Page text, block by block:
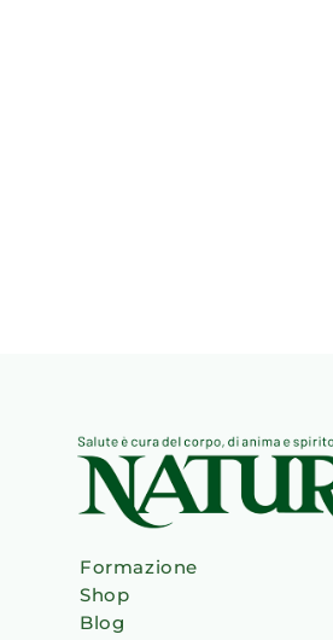
Formazione
Shop
Blog